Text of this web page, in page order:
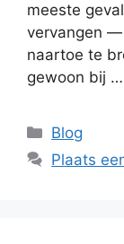
meeste
vervangen —
naartoe te
gewoon bij …
Blog
Plaats